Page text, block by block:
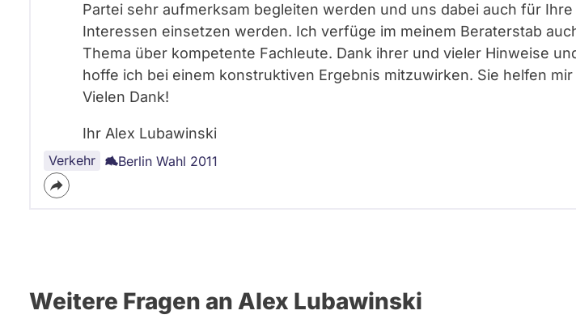
Partei sehr aufmerksam begleiten werden und uns dabei auch für
Interessen einsetzen werden. Ich verfüge im meinem Beraterstab
Thema über kompetente Fachleute. Dank ihrer und vieler Hinweise
hoffe ich bei einem konstruktiven Ergebnis mitzuwirken. Sie helfen mir
Vielen Dank!
Ihr Alex Lubawinski
Verkehr Berlin Wahl 2011
Weitere Fragen an Alex Lubawinski